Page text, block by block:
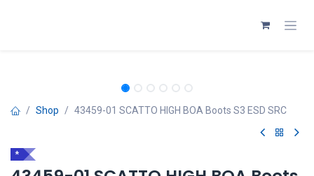
Shop 43459-01 SCATTO HIGH BOA Boots S3 ESD SRC
*